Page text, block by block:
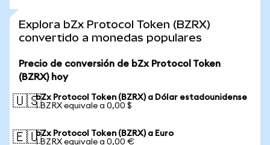
Explora bZx Protocol Token (BZRX)
convertido a monedas populares
Precio de conversión de bZx Protocol Token
(BZRX) hoy
🇺🇸bZx Protocol Token (BZRX) a Dólar estadounidense
1 BZRX equivale a 0,00 $
🇪🇺bZx Protocol Token (BZRX) a Euro
1 BZRX equivale a 0,00 €